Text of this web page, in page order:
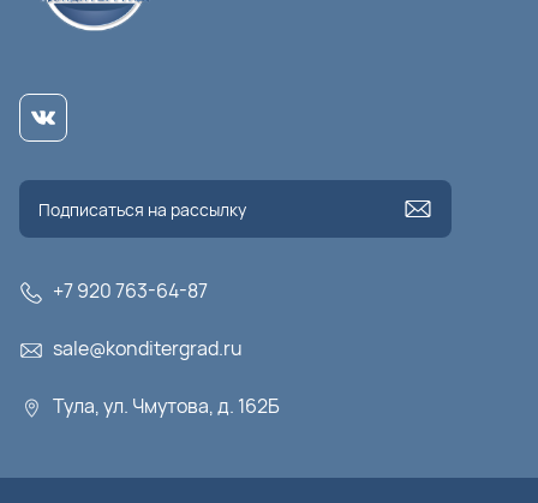
+7 920 763-64-87
sale@konditergrad.ru
Тула, ул. Чмутова, д. 162Б